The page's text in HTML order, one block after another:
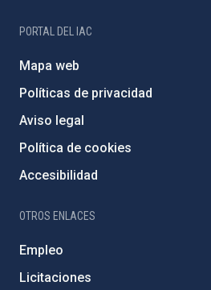
PORTAL DEL IAC
Mapa web
Políticas de privacidad
Aviso legal
Política de cookies
Accesibilidad
OTROS ENLACES
Empleo
Licitaciones